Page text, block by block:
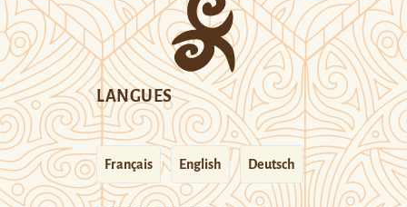
LANGUES
Français English Deutsch